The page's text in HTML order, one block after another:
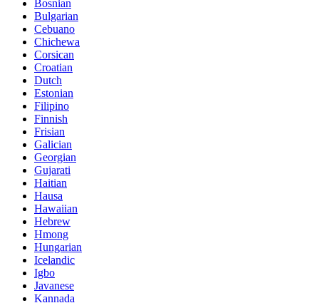
Bosnian
Bulgarian
Cebuano
Chichewa
Corsican
Croatian
Dutch
Estonian
Filipino
Finnish
Frisian
Galician
Georgian
Gujarati
Haitian
Hausa
Hawaiian
Hebrew
Hmong
Hungarian
Icelandic
Igbo
Javanese
Kannada